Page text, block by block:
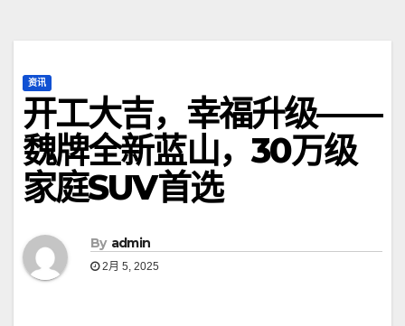
资讯
开工大吉，幸福升级——
魏牌全新蓝山，30万级
家庭SUV首选
By admin
2月 5, 2025